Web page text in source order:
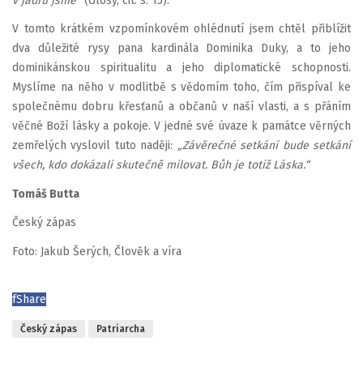
V tomto krátkém vzpomínkovém ohlédnutí jsem chtěl přiblížit
dva důležité rysy pana kardinála Dominika Duky, a to jeho
dominikánskou spiritualitu a jeho diplomatické schopnosti.
Myslíme na něho v modlitbě s vědomím toho, čím přispíval ke
společnému dobru křesťanů a občanů v naší vlasti, a s přáním
věčné Boží lásky a pokoje. V jedné své úvaze k památce věrných
zemřelých vyslovil tuto naději: „Závěrečné setkání bude setkání
všech, kdo dokázali skutečně milovat. Bůh je totiž Láska.“
Tomáš Butta
Český zápas
Foto: Jakub Šerých, Člověk a víra
fShare
Český zápas Patriarcha